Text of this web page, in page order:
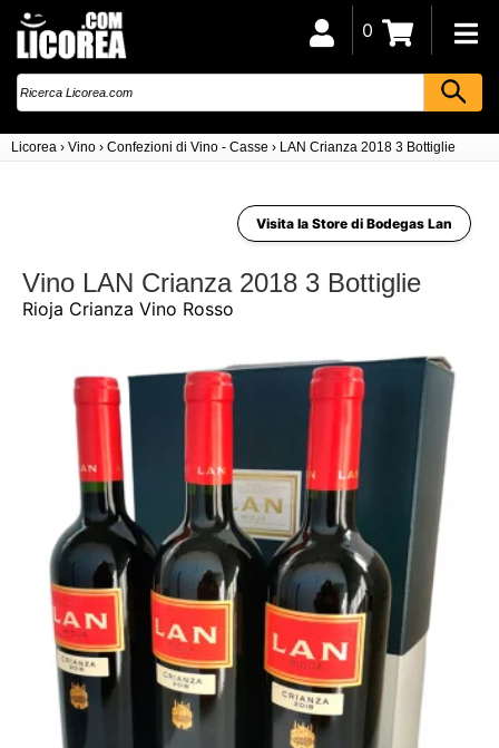
Licorea › Vino › Confezioni di Vino - Casse › LAN Crianza 2018 3 Bottiglie
0
Visita la Store di Bodegas Lan
Vino LAN Crianza 2018 3 Bottiglie
Rioja Crianza Vino Rosso